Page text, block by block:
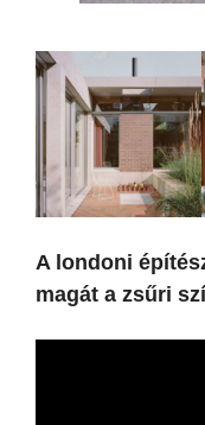
A londoni
magát a zsűri